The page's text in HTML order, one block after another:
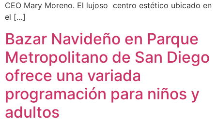
CEO Mary Moreno. El lujoso centro estético ubicado en
el […]
Bazar Navideño en Parque
Metropolitano de San Diego
ofrece una variada
programación para niños y
adultos